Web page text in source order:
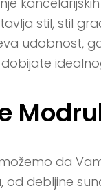
stil, stil
udobnost,
da
od debljine